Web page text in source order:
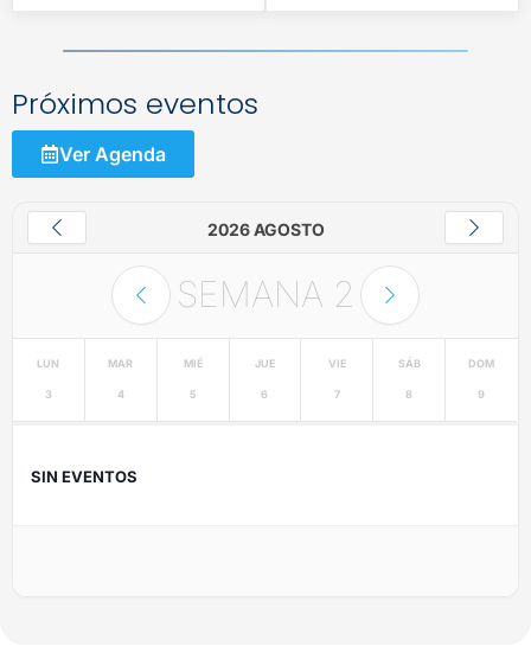
Próximos eventos
Ver Agenda
2026 AGOSTO
SEMANA 2
LUN
3
MAR
4
MIÉ
5
JUE
6
VIE
7
SÁB
8
DOM
9
SIN EVENTOS